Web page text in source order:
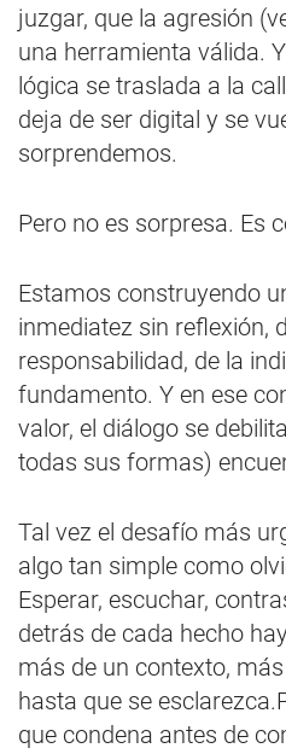
juzgar, que la agresión
una herramienta válida.
lógica se traslada a la
deja de ser digital y se
sorprendemos.
Pero no es sorpresa. Es
Estamos construyendo
inmediatez sin reflexión,
responsabilidad, de la
fundamento. Y en ese
valor, el diálogo se
todas sus formas)
Tal vez el desafío más
algo tan simple como
Esperar, escuchar,
detrás de cada hecho
más de un contexto,
hasta que se
que condena antes de